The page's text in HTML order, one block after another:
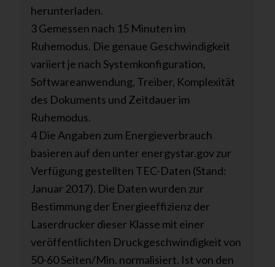
herunterladen.
3 Gemessen nach 15 Minuten im
Ruhemodus. Die genaue Geschwindigkeit
variiert je nach Systemkonfiguration,
Softwareanwendung, Treiber, Komplexität
des Dokuments und Zeitdauer im
Ruhemodus.
4 Die Angaben zum Energieverbrauch
basieren auf den unter energystar.gov zur
Verfügung gestellten TEC-Daten (Stand:
Januar 2017). Die Daten wurden zur
Bestimmung der Energieeffizienz der
Laserdrucker dieser Klasse mit einer
veröffentlichten Druckgeschwindigkeit von
50-60 Seiten/Min. normalisiert. Ist von den